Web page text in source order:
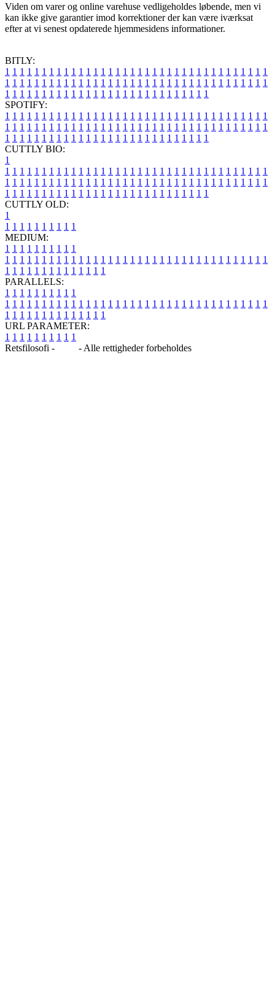
Viden om varer og online varehuse vedligeholdes løbende, men vi
kan ikke give garantier imod korrektioner der kan være iværksat
efter at vi senest opdaterede hjemmesidens informationer.
BITLY:
1 1 1 1 1 1 1 1 1 1 1 1 1 1 1 1 1 1 1 1 1 1 1 1 1 1 1 1 1 1 1 1 1 1 1 1
1 1 1 1 1 1 1 1 1 1 1 1 1 1 1 1 1 1 1 1 1 1 1 1 1 1 1 1 1 1 1 1 1 1 1 1
1 1 1 1 1 1 1 1 1 1 1 1 1 1 1 1 1 1 1 1 1 1 1 1 1 1 1 1
SPOTIFY:
1 1 1 1 1 1 1 1 1 1 1 1 1 1 1 1 1 1 1 1 1 1 1 1 1 1 1 1 1 1 1 1 1 1 1 1
1 1 1 1 1 1 1 1 1 1 1 1 1 1 1 1 1 1 1 1 1 1 1 1 1 1 1 1 1 1 1 1 1 1 1 1
1 1 1 1 1 1 1 1 1 1 1 1 1 1 1 1 1 1 1 1 1 1 1 1 1 1 1 1
CUTTLY BIO:
1
1 1 1 1 1 1 1 1 1 1 1 1 1 1 1 1 1 1 1 1 1 1 1 1 1 1 1 1 1 1 1 1 1 1 1 1
1 1 1 1 1 1 1 1 1 1 1 1 1 1 1 1 1 1 1 1 1 1 1 1 1 1 1 1 1 1 1 1 1 1 1 1
1 1 1 1 1 1 1 1 1 1 1 1 1 1 1 1 1 1 1 1 1 1 1 1 1 1 1 1
CUTTLY OLD:
1
1 1 1 1 1 1 1 1 1 1
MEDIUM:
1 1 1 1 1 1 1 1 1 1
1 1 1 1 1 1 1 1 1 1 1 1 1 1 1 1 1 1 1 1 1 1 1 1 1 1 1 1 1 1 1 1 1 1 1 1
1 1 1 1 1 1 1 1 1 1 1 1 1 1
PARALLELS:
1 1 1 1 1 1 1 1 1 1
1 1 1 1 1 1 1 1 1 1 1 1 1 1 1 1 1 1 1 1 1 1 1 1 1 1 1 1 1 1 1 1 1 1 1 1
1 1 1 1 1 1 1 1 1 1 1 1 1 1
URL PARAMETER:
1 1 1 1 1 1 1 1 1 1
Retsfilosofi -
- Alle rettigheder forbeholdes